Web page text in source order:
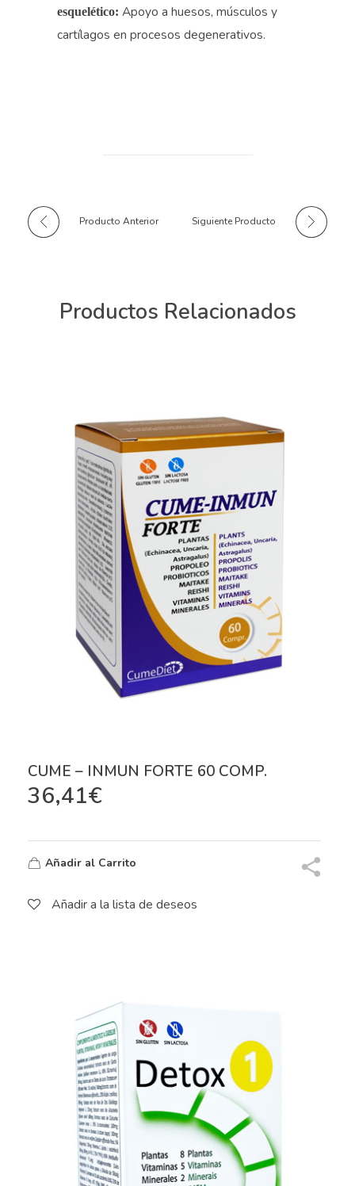
esquelético: Apoyo a huesos, músculos y
cartílagos en procesos degenerativos.
Producto Anterior Siguiente Producto
Productos Relacionados
CUME – INMUN FORTE 60 COMP.
36,41€
Añadir al Carrito
Añadir a la lista de deseos